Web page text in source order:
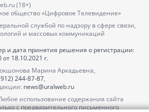
(18+)
общество «Цифровое Телевидение»
службой по надзору в сфере связи,
и массовых коммуникаций
и дата принятия решения о регистрации:
от 18.10.2021 г.
Марина Аркадьевна,
244-87-87,
news@uralweb.ru
использование содержания сайта
с предварительного письменного